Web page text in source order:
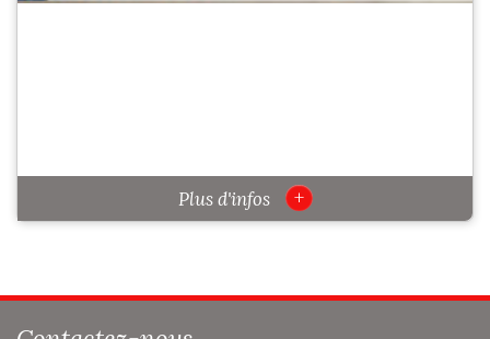
Plus d'infos +